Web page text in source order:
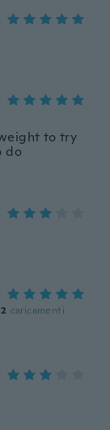
to try
do
2 caricamenti